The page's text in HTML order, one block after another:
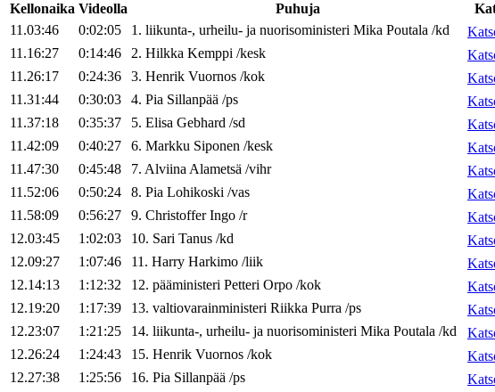
Kellonaika Videolla Puhuja
11.03:46
0:02:05 1. liikunta-, urheilu- ja nuorisoministeri Mika Poutala /kd
11.16:27
0:14:46 2. Hilkka Kemppi /kesk
11.26:17
0:24:36 3. Henrik Vuornos /kok
11.31:44
0:30:03 4. Pia Sillanpää /ps
11.37:18
0:35:37 5. Elisa Gebhard /sd
11.42:09
0:40:27 6. Markku Siponen /kesk
11.47:30
0:45:48 7. AlviinaAlametsä /vihr
11.52:06
0:50:24 8. Pia Lohikoski /vas
11.58:09
0:56:27 9. Christoffer Ingo /r
12.03:45
1:02:03 10. Sari Tanus /kd
12.09:27
1:07:46 11. Harry Harkimo /liik
12.14:13
1:12:32 12. pääministeri Petteri Orpo /kok
12.19:20
1:17:39 13. valtiovarainministeri Riikka Purra /ps
12.23:07
1:21:25 14. liikunta-, urheilu- ja nuorisoministeri Mika Poutala /kd
12.26:24
1:24:43 15. Henrik Vuornos /kok
12.27:38
1:25:56 16. Pia Sillanpää /ps